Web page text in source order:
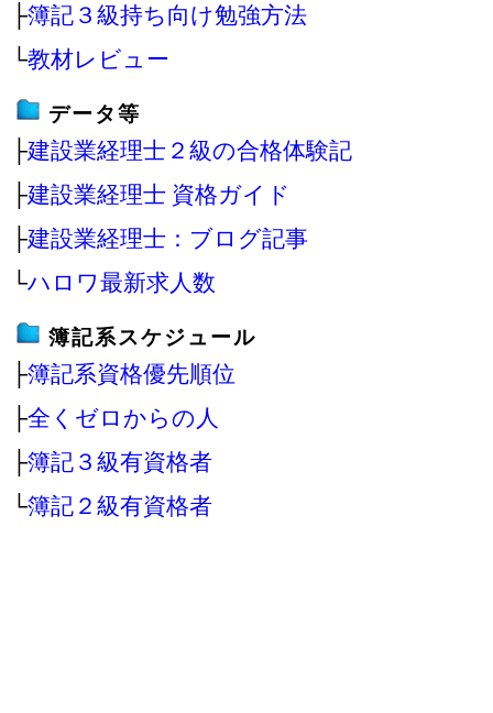
├簿記３級持ち向け勉強方法
└教材レビュー
データ等
├建設業経理士２級の合格体験記
├建設業経理士 資格ガイド
├建設業経理士：ブログ記事
└ハロワ最新求人数
簿記系スケジュール
├簿記系資格優先順位
├全くゼロからの人
├簿記３級有資格者
└簿記２級有資格者